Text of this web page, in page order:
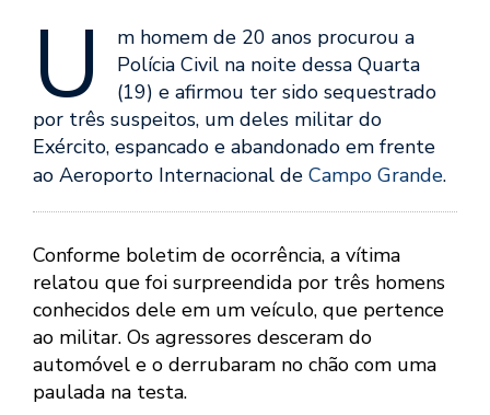
U
m homem de 20 anos procurou a
Polícia Civil na noite dessa Quarta
(19) e afirmou ter sido sequestrado
por três suspeitos, um deles militar do
Exército, espancado e abandonado em frente
ao Aeroporto Internacional de Campo Grande.
Conforme boletim de ocorrência, a vítima
relatou que foi surpreendida por três homens
conhecidos dele em um veículo, que pertence
ao militar. Os agressores desceram do
automóvel e o derrubaram no chão com uma
paulada na testa.